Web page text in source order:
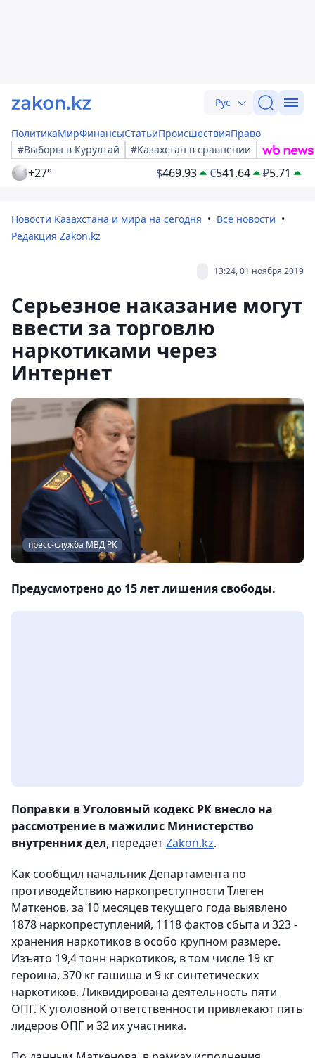
Рус
ПолитикаМирФинансыСтатьиПроисшествияПраво
#Выборы в Курултай
#Казахстан в сравнении
+27° $469.93 €541.64 ₽5.71
Новости Казахстана и мира на сегодня
Все новости
Редакция Zakon.kz
13:24, 01 ноября 2019
Серьезное наказание могут
ввести за торговлю
наркотиками через
Интернет
пресс-служба МВД РК
Предусмотрено до 15 лет лишения свободы.
Поправки в Уголовный кодекс РК внесло на
рассмотрение в мажилис Министерство
внутренних дел, передаетZakon.kz.
Как сообщил начальник Департамента по
противодействию наркопреступности Тлеген
Маткенов, за 10 месяцев текущего года выявлено
1878 наркопреступлений, 1118 фактов сбыта и 323 -
хранения наркотиков в особо крупном размере.
Изъято 19,4 тонн наркотиков, в том числе 19 кг
героина, 370 кг гашиша и 9 кг синтетических
наркотиков. Ликвидирована деятельность пяти
ОПГ. К уголовной ответственности привлекают пять
лидеров ОПГ и 32 их участника.